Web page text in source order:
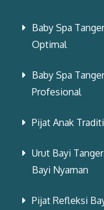
Baby Spa
Optimal
Baby Spa
Profesional
Pijat Anak
Urut Bayi
Bayi Nyaman
Pijat Refleksi